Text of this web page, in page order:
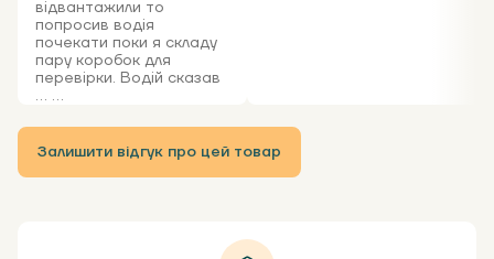
відвантажили то
попросив водія
почекати поки я складу
пару коробок для
перевірки. Водій сказав
... ...
Залишити відгук про цей товар